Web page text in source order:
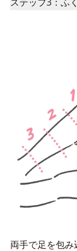
両手で足を包